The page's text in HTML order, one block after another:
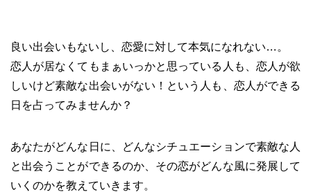
良い出会いもないし、恋愛に対して本気になれない…。
恋人が居なくてもまぁいっかと思っている人も、恋人が欲
しいけど素敵な出会いがない！という人も、恋人ができる
日を占ってみませんか？
あなたがどんな日に、どんなシチュエーションで素敵な人
と出会うことができるのか、その恋がどんな風に発展して
いくのかを教えていきます。